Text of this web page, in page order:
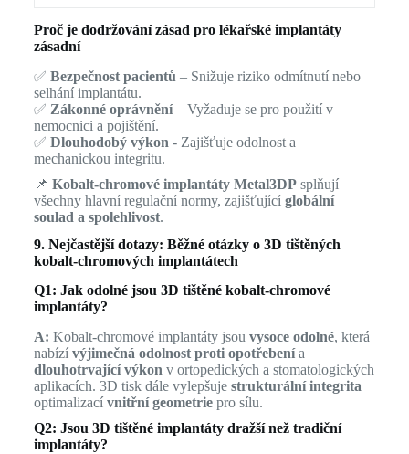
Proč je dodržování zásad pro lékařské implantáty
zásadní
✅ Bezpečnost pacientů – Snižuje riziko odmítnutí nebo
selhání implantátu.
✅ Zákonné oprávnění– Vyžaduje se pro použití v
nemocnici a pojištění.
✅ Dlouhodobý výkon - Zajišťuje odolnost a
mechanickou integritu.
📌 Kobalt-chromové implantáty Metal3DPsplňují
všechny hlavní regulační normy, zajišťující globální
soulad a spolehlivost.
9. Nejčastější dotazy: Běžné otázky o 3D tištěných
kobalt-chromových implantátech
Q1: Jak odolné jsou 3D tištěné kobalt-chromové
implantáty?
A: Kobalt-chromové implantáty jsou vysoce odolné, která
nabízí výjimečná odolnost proti opotřebenía
dlouhotrvající výkon v ortopedických a stomatologických
aplikacích. 3D tisk dále vylepšuje strukturální integrita
optimalizací vnitřní geometriepro sílu.
Q2: Jsou 3D tištěné implantáty dražší než tradiční
implantáty?